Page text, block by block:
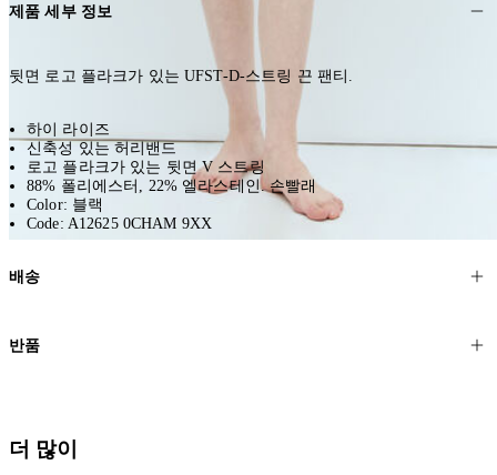
제품 세부 정보
뒷면 로고 플라크가 있는 UFST-D-스트링 끈 팬티.
하이 라이즈
신축성 있는 허리밴드
로고 플라크가 있는 뒷면 V 스트링
88% 폴리에스터, 22% 엘라스테인. 손빨래
Color: 블랙
Code: A12625 0CHAM 9XX
배송
고객님의 위치에 따라 일반 배송과 익스프레스 배송을 제공합니다.
실 수 있습니다.
반품
배송일로부터 영업일 기준 30일 이내에 접수된 반품에 대해서는 기꺼
이 환불해 드리겠습니다.반품 상품은 원래 상태를 유지하고 반드시
더 많이